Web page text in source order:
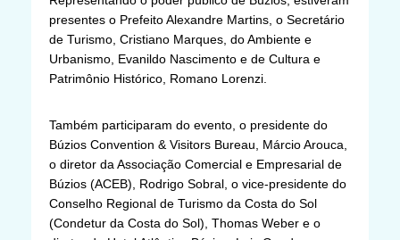
presentes o Prefeito Alexandre Martins, o Secretário
de Turismo, Cristiano Marques, do Ambiente e
Urbanismo, Evanildo Nascimento e de Cultura e
Patrimônio Histórico, Romano Lorenzi.
Também participaram do evento, o presidente do
Búzios Convention & Visitors Bureau, Márcio Arouca,
o diretor da Associação Comercial e Empresarial de
Búzios (ACEB), Rodrigo Sobral, o vice-presidente do
Conselho Regional de Turismo da Costa do Sol
(Condetur da Costa do Sol), Thomas Weber e o